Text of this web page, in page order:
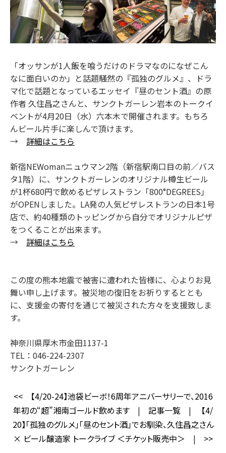
「オッサンが1人飯を喰うだけのドラマなのになぜこん
なに面白いのか」と話題騒然の『孤独のグルメ』、ドラ
マ化で話題となっているエッセイ『昼のセント酒』の原
作者 久住昌之さんと、サンクトガーレン岩本のトークイ
ベントが4月20日（水）六本木で開催されます。もちろ
んビール片手に楽しんで頂けます。
→ 詳細はこちら
新宿NEWomanニュウマン2階（新宿駅南口目の前／バス
タ1階）に、サンクトガーレンのオリジナル樽生ビール
が1杯680円で飲めるピザレストラン「800°DEGREES」
がOPENしました。LA発の人気ピザレストランの日本1号
店で、約40種類のトッピングから自分でオリジナルピザ
をつくることが出来ます。
→ 詳細はこちら
この度の熊本地震で被害に遭われた皆様に、心よりお見
舞い申し上げます。被災地の復旧をお祈りするととも
に、支援金の寄付を通じて被災された方々を支援致しま
す。
神奈川県厚木市金田1137-1
TEL：046-224-2307
サンクトガーレン
<<
【4/20-24】池袋ビーボ！6周年アニバーサリーで、2016
年初の“超”湘南ゴールド飲めます | 記事一覧 |
【4/
20】「孤独のグルメ」「昼のセント酒」でお馴染、久住昌之さん
× ビール醸造家 トークライブ ＜チケット販売中＞ | >>